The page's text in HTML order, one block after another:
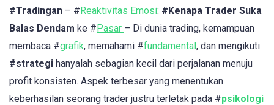
#Tradingan – #Reaktivitas Emosi: #Kenapa Trader Suka
Balas Dendam ke #Pasar – Di dunia trading, kemampuan
membaca #grafik, memahami #fundamental, dan mengikuti
#strategi hanyalah sebagian kecil dari perjalanan menuju
profit konsisten. Aspek terbesar yang menentukan
keberhasilan seorang trader justru terletak pada #psikologi